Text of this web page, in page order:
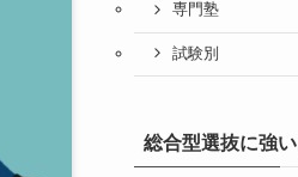
専門塾
試験別
総合型選抜に強